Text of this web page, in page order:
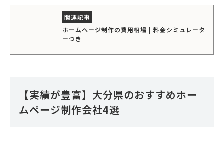
ホームページ制作の費用相場 | 料金シミュレータ
ーつき
【実績が豊富】大分県のおすすめホー
ムページ制作会社4選